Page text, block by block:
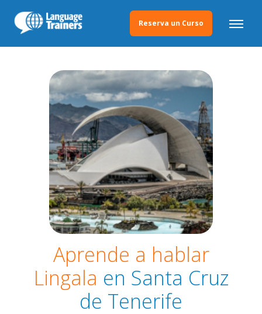
Reserva un Curso
Aprende a hablar
Lingala en Santa Cruz
de Tenerife